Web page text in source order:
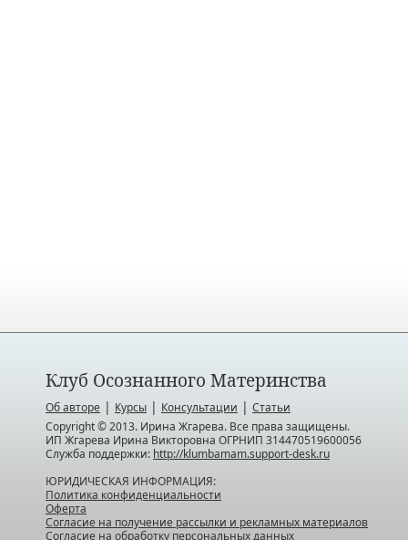
Клуб Осознанного Материнства
Об авторе | Курсы | Консультации | Статьи
Copyright © 2013. Ирина Жгарева. Все права защищены.
ИП Жгарева Ирина Викторовна ОГРНИП 314470519600056
Служба поддержки: http://klumbamam.support-desk.ru
ЮРИДИЧЕСКАЯ ИНФОРМАЦИЯ:
Политика конфиденциальности
Оферта
Согласие на получение рассылки и рекламных материалов
Согласие на обработку персональных данных